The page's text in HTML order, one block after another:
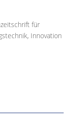
für
Innovation